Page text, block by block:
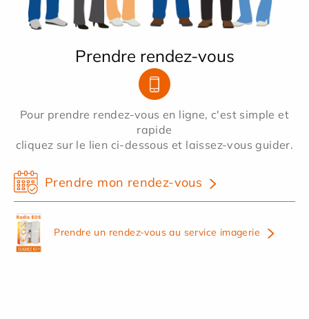
Prendre rendez-vous
Pour prendre rendez-vous en ligne, c'est simple et
rapide
cliquez sur le lien ci-dessous et laissez-vous guider.
Prendre mon rendez-vous
Prendre un rendez-vous au service imagerie